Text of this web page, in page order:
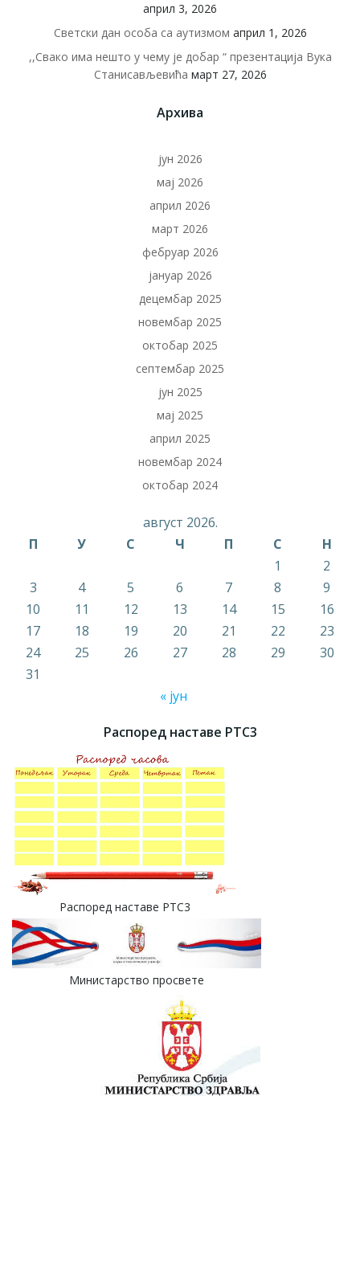
април 3, 2026
Светски дан особа са аутизмом април 1, 2026
,,Свако има нешто у чему је добар “ презентација Вука
Станисављевића март 27, 2026
Архива
јун 2026
мај 2026
април 2026
март 2026
фебруар 2026
јануар 2026
децембар 2025
новембар 2025
октобар 2025
септембар 2025
јун 2025
мај 2025
април 2025
новембар 2024
октобар 2024
август 2026.
П
У С Ч П С
Н
1
2
3
4 5 6 7 8
9
10
11 12 13 14 15
16
17
18 19 20 21 22
23
24
25 26 27 28 29
30
31
« јун
Распоред наставе РТС3
Распоред наставе РТС3
Министарство просвете